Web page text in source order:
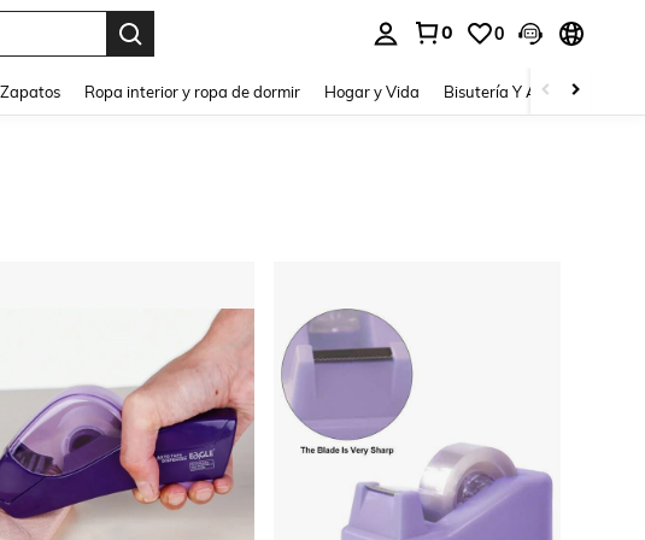
0 0
Zapatos Ropa interior y ropa de dormir Hogar y Vida Bisutería Y Accesorios